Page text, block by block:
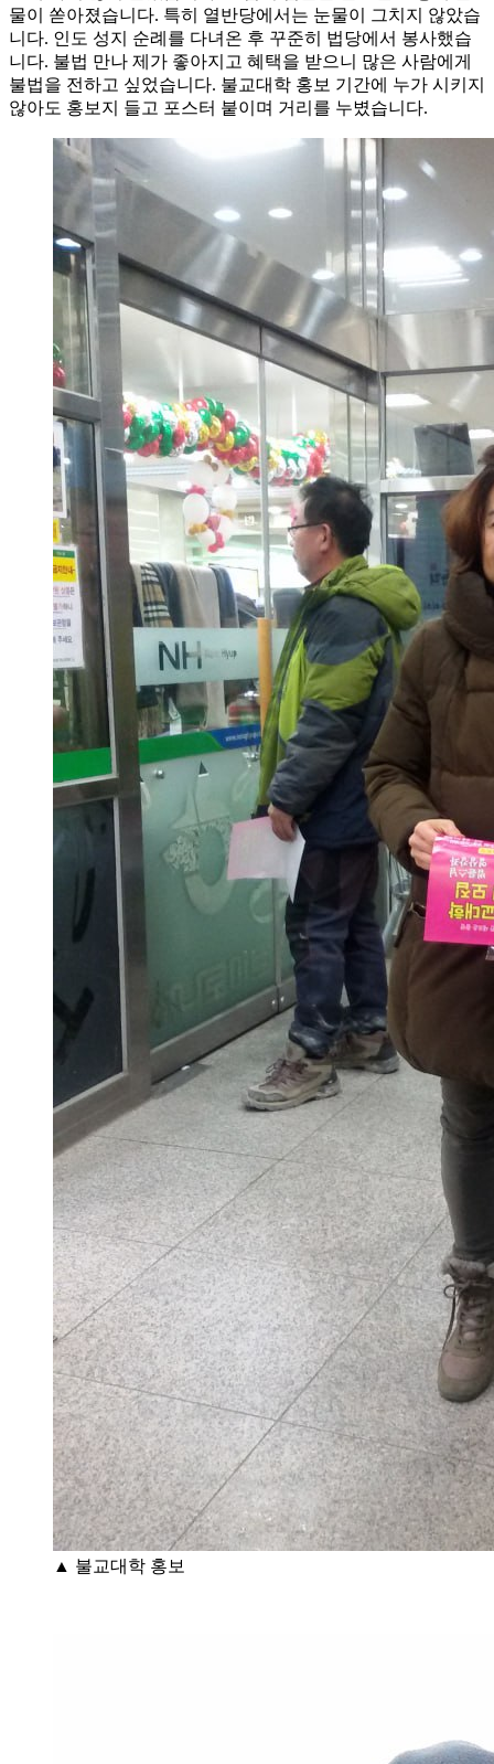
물이 쏟아졌습니다. 특히 열반당에서는 눈물이 그치지 않았습
니다. 인도 성지 순례를 다녀온 후 꾸준히 법당에서 봉사했습
니다. 불법 만나 제가 좋아지고 혜택을 받으니 많은 사람에게
불법을 전하고 싶었습니다. 불교대학 홍보 기간에 누가 시키지
않아도 홍보지 들고 포스터 붙이며 거리를 누볐습니다.
▲ 불교대학 홍보